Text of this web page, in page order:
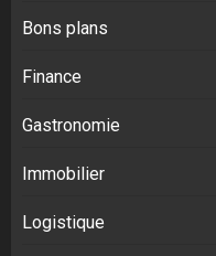
Bons plans
Finance
Gastronomie
Immobilier
Logistique